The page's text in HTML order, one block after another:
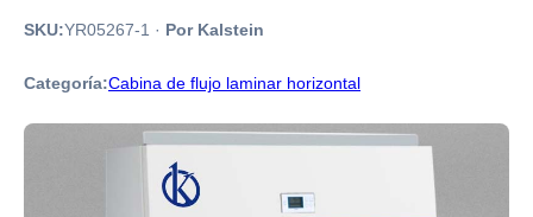
SKU:YR05267-1 · Por Kalstein
Categoría:Cabina de flujo laminar horizontal